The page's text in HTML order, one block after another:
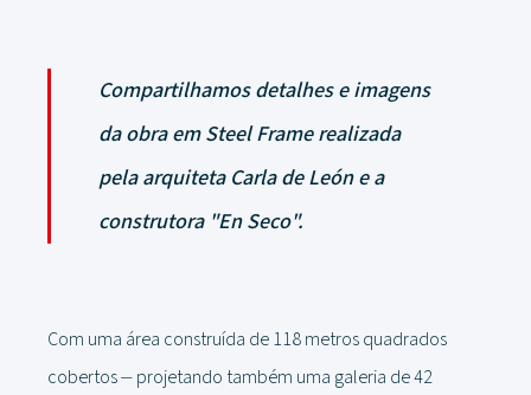
Compartilhamos detalhes e imagens
da obra em Steel Frame realizada
pela arquiteta Carla de León e a
construtora "En Seco".
Com uma área construída de 118 metros quadrados
cobertos ⏤ projetando também uma galeria de 42